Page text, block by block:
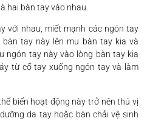
hai bàn tay vào nhau.
với nhau, miết mạnh các ngón tay
tay này lên mu bàn tay kia và
ngón tay này vào lòng bàn tay kia
từ cổ tay xuống ngón tay và làm
biến hoạt động này trở nên thú vị
da tay hoặc bàn chải vệ sinh